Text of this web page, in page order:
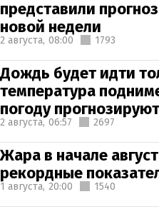
представили
новой недели
2 августа, 08:00 1793
Дождь будет идти
температура
погоду
2 августа, 06:57 2697
Жара в начале
рекордные
1 августа, 20:00 1540